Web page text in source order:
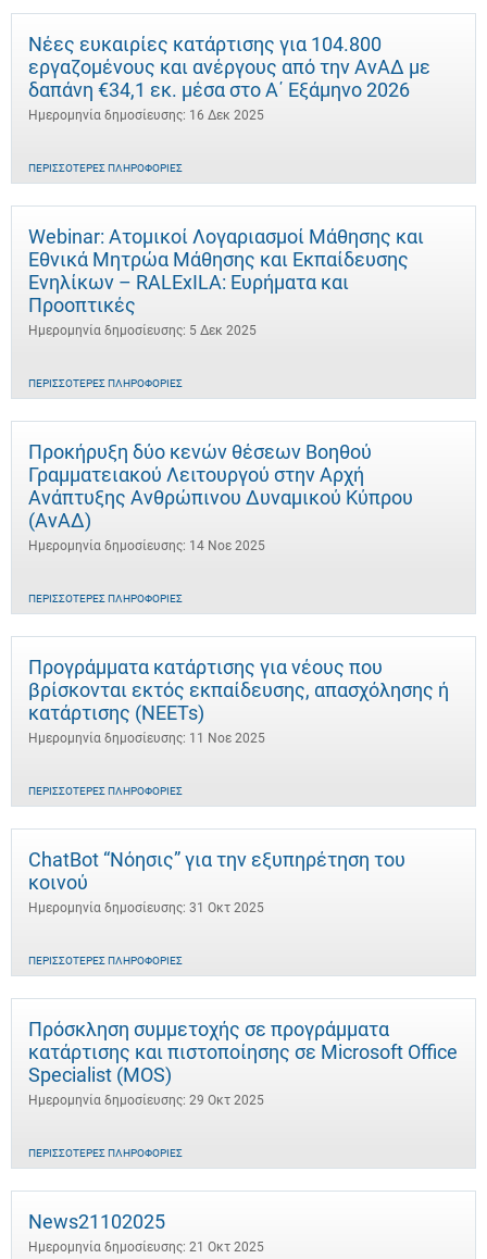
Νέες ευκαιρίες κατάρτισης για 104.800
εργαζομένους και ανέργους από την ΑνΑΔ με
δαπάνη €34,1 εκ. μέσα στο Α΄ Εξάμηνο 2026
Ημερομηνία δημοσίευσης: 16 Δεκ 2025
ΠΕΡΙΣΣΌΤΕΡΕΣ ΠΛΗΡΟΦΟΡΊΕΣ
Webinar: Ατομικοί Λογαριασμοί Μάθησης και
Εθνικά Μητρώα Μάθησης και Εκπαίδευσης
Ενηλίκων – RALExILA: Ευρήματα και
Προοπτικές
Ημερομηνία δημοσίευσης: 5 Δεκ 2025
ΠΕΡΙΣΣΌΤΕΡΕΣ ΠΛΗΡΟΦΟΡΊΕΣ
Προκήρυξη δύο κενών θέσεων Βοηθού
Γραμματειακού Λειτουργού στην Αρχή
Ανάπτυξης Ανθρώπινου Δυναμικού Κύπρου
(ΑνΑΔ)
Ημερομηνία δημοσίευσης: 14 Νοε 2025
ΠΕΡΙΣΣΌΤΕΡΕΣ ΠΛΗΡΟΦΟΡΊΕΣ
Προγράμματα κατάρτισης για νέους που
βρίσκονται εκτός εκπαίδευσης, απασχόλησης ή
κατάρτισης (NEETs)
Ημερομηνία δημοσίευσης: 11 Νοε 2025
ΠΕΡΙΣΣΌΤΕΡΕΣ ΠΛΗΡΟΦΟΡΊΕΣ
ChatBot “Νόησις” για την εξυπηρέτηση του
κοινού
Ημερομηνία δημοσίευσης: 31 Οκτ 2025
ΠΕΡΙΣΣΌΤΕΡΕΣ ΠΛΗΡΟΦΟΡΊΕΣ
Πρόσκληση συμμετοχής σε προγράμματα
κατάρτισης και πιστοποίησης σε Microsoft Office
Specialist (MOS)
Ημερομηνία δημοσίευσης: 29 Οκτ 2025
ΠΕΡΙΣΣΌΤΕΡΕΣ ΠΛΗΡΟΦΟΡΊΕΣ
News21102025
Ημερομηνία δημοσίευσης: 21 Οκτ 2025